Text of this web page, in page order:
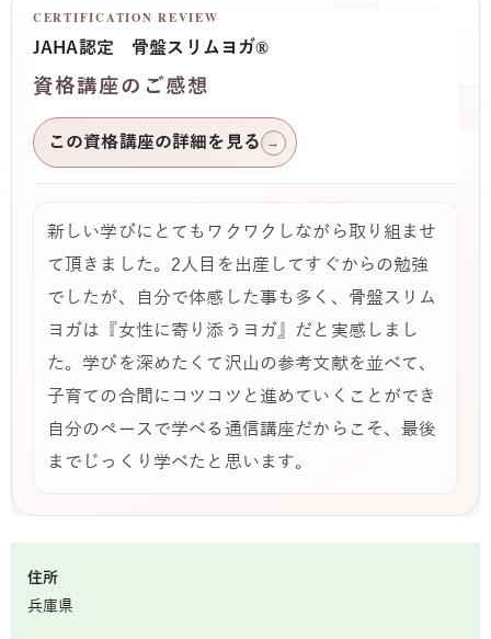
CERTIFICATION REVIEW
JAHA認定 骨盤スリムヨガ®
資格講座のご感想
この資格講座の詳細を見る →
新しい学びにとてもワクワクしながら取り組ませ
て頂きました。2人目を出産してすぐからの勉強
でしたが、自分で体感した事も多く、骨盤スリム
ヨガは『女性に寄り添うヨガ』だと実感しまし
た。学びを深めたくて沢山の参考文献を並べて、
子育ての合間にコツコツと進めていくことができ
自分のペースで学べる通信講座だからこそ、最後
までじっくり学べたと思います。
住所
兵庫県